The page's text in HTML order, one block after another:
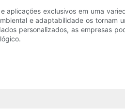
exclusivos em uma
e adaptabilidade os tornam
personalizados, as empresas